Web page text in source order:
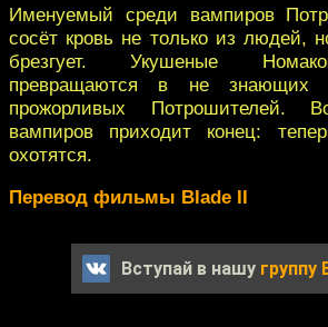
Именуемый среди вампиров
сосёт кровь не только из людей,
брезгует. Укушеные
превращаются в не знающих
прожорливых Потрошителей.
вампиров приходит конец:
охотятся.
Перевод фильмы Blade II
Вступай в нашу группу